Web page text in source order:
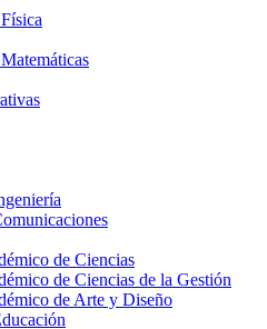
de Ciencias
de Ciencias de la Gestión
de Arte y Diseño